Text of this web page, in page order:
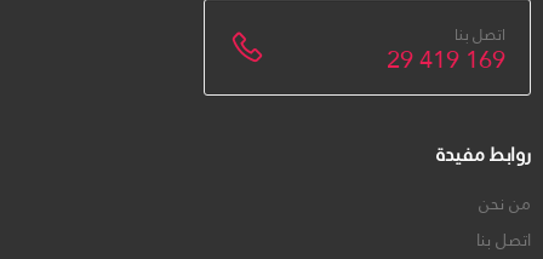
اتصل بنا
29 419 169
روابط مفيدة
من نحن
اتصل بنا